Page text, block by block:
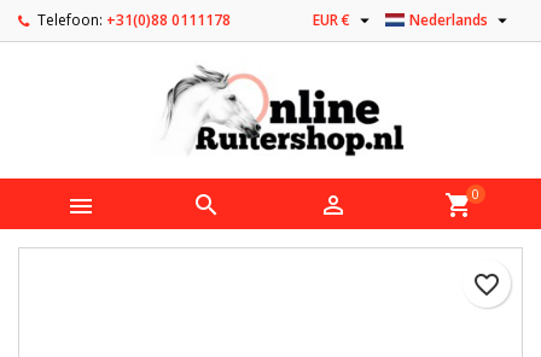
Telefoon: +31(0)88 0111178 Nederlands 
EUR € 
   shopping_cart0
favorite_border